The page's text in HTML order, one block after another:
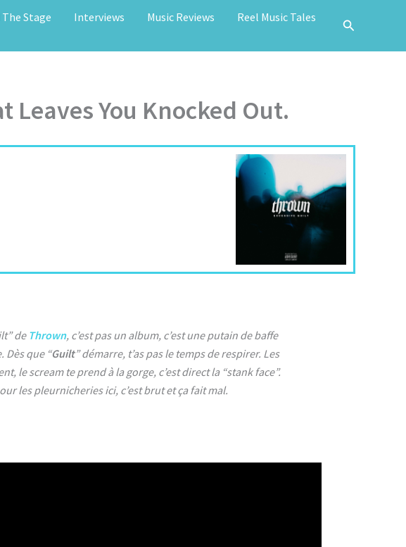
Stage Interviews Music Reviews
Reel Music Tales
Leaves You Knocked Out.
deThrown, c’est pas un album, c’est une putain de baffe
Dès que “Guilt” démarre, t’as pas le temps de respirer. Les
le scream te prend à la gorge, c’est direct la “stank face”.
les pleurnicheries ici, c’est brut et ça fait mal.